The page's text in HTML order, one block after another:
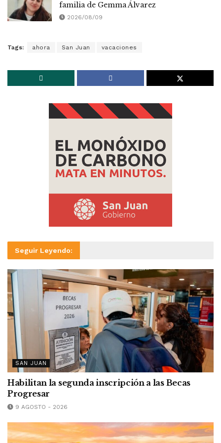
familia de Gemma Álvarez
2026/08/09
Tags: ahora San Juan vacaciones
Seguir Leyendo:
SAN JUAN
Habilitan la segunda inscripción a las Becas
Progresar
9 AGOSTO - 2026